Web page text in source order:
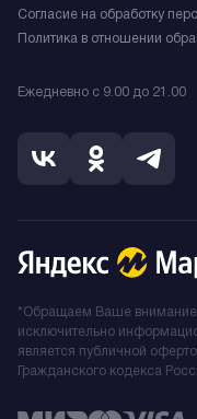
Согласие на обработку
Политика в отношении
Ежедневно с 9.00 до 21.00
*Обращаем Ваше внимание
исключительно
является публичной
Гражданского кодекса